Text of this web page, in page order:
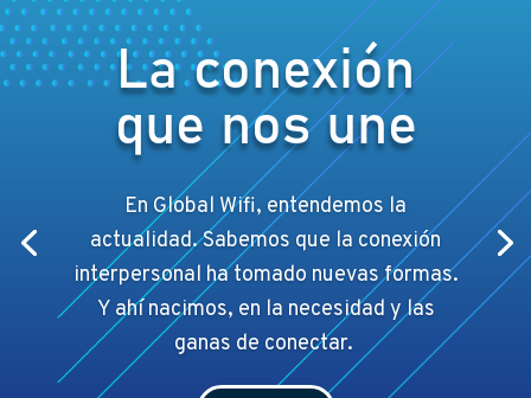
La conexión
que nos une
En Global Wifi, entendemos la
actualidad. Sabemos que la conexión
interpersonal ha tomado nuevas formas.
Y ahí nacimos, en la necesidad y las
ganas de conectar.